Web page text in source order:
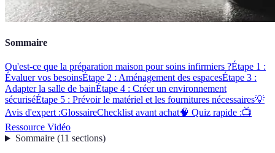
Sommaire
Qu'est-ce que la préparation maison pour soins infirmiers ?Étape 1 :
Évaluer vos besoinsÉtape 2 : Aménagement des espacesÉtape 3 :
Adapter la salle de bainÉtape 4 : Créer un environnement
sécuriséÉtape 5 : Prévoir le matériel et les fournitures nécessaires💡
Avis d'expert :GlossaireChecklist avant achat🧠 Quiz rapide :📺
Ressource Vidéo
Sommaire(11 sections)